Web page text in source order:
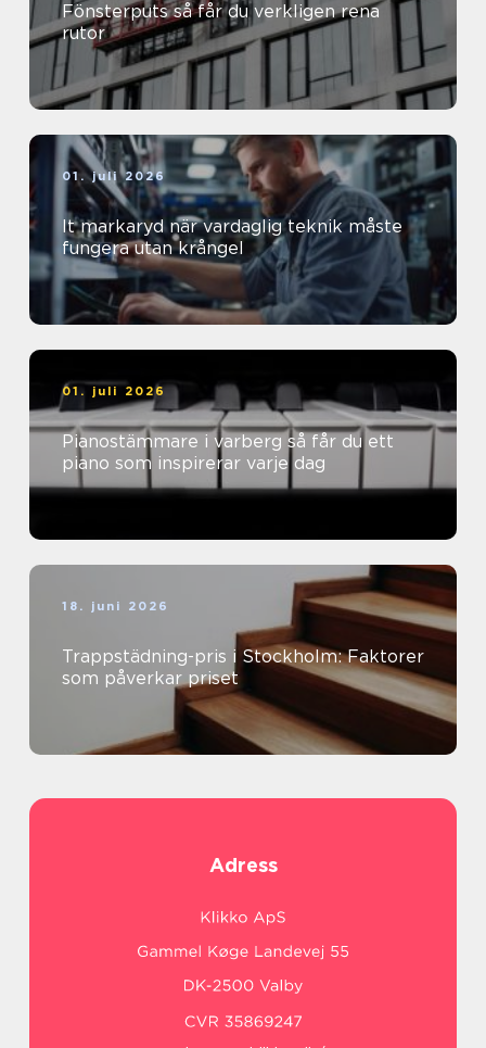
Fönsterputs så får du verkligen rena
rutor
01. juli 2026
It markaryd när vardaglig teknik måste
fungera utan krångel
01. juli 2026
Pianostämmare i varberg så får du ett
piano som inspirerar varje dag
18. juni 2026
Trappstädning-pris i Stockholm: Faktorer
som påverkar priset
Adress